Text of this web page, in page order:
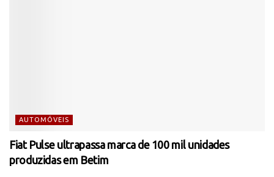
AUTOMÓVEIS
Fiat Pulse ultrapassa marca de 100 mil unidades
produzidas em Betim